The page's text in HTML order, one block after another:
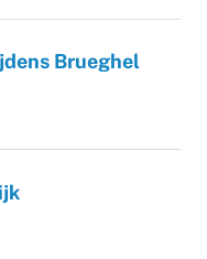
Brueghel